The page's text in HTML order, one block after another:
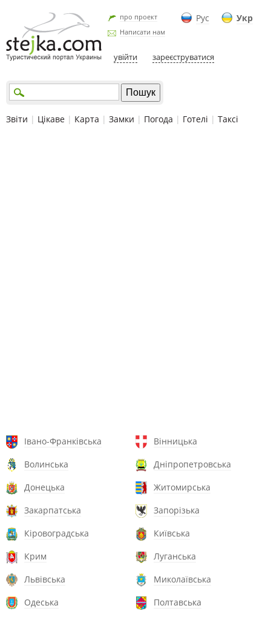
Рус Укр
про проект
Написати нам
увійти зареєструватися
Звіти | Цікаве | Карта | Замки | Погода | Готелі | Таксі
Івано-Франківська
Вінницька
Волинська
Дніпропетровська
Донецька
Житомирська
Закарпатська
Запорізька
Кіровоградська
Київська
Крим
Луганська
Львівська
Миколаївська
Одеська
Полтавська